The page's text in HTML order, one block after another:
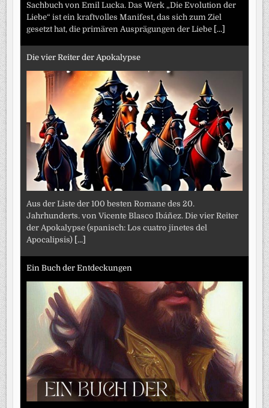
Sachbuch von Emil Lucka. Das Werk „Die Evolution der
Liebe“ ist ein kraftvolles Manifest, das sich zum Ziel
gesetzt hat, die primären Ausprägungen der Liebe [...]
Die vier Reiter der Apokalypse
Aus der Liste der 100 besten Romane des 20.
Jahrhunderts. von Vicente Blasco Ibáñez. Die vier Reiter
der Apokalypse (spanisch: Los cuatro jinetes del
Apocalipsis) [...]
Ein Buch der Entdeckungen